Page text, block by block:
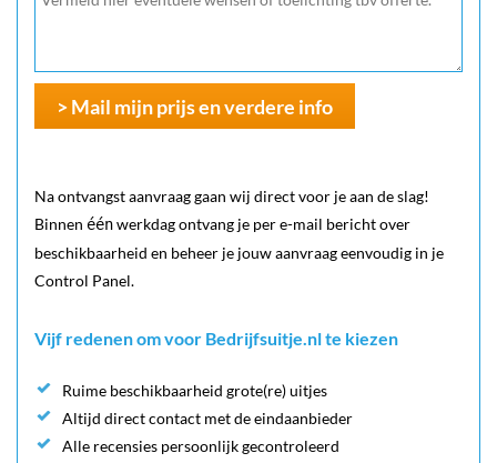
> Mail mijn prijs en verdere info
Na ontvangst aanvraag gaan wij direct voor je aan de slag!
Binnen éénwerkdag ontvang je per e-mail bericht over
beschikbaarheid en beheer je jouw aanvraag eenvoudig in je
Control Panel.
Vijf redenen om voor Bedrijfsuitje.nl te kiezen
Ruime beschikbaarheid grote(re) uitjes
Altijd direct contact met de eindaanbieder
Alle recensies persoonlijk gecontroleerd